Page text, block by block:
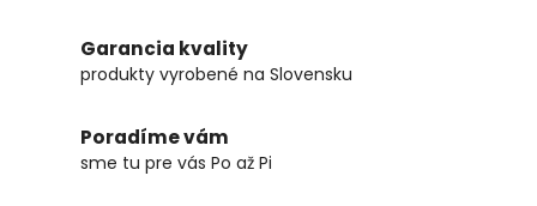
Garancia kvality
produkty vyrobené na Slovensku
Poradíme vám
sme tu pre vás Po až Pi